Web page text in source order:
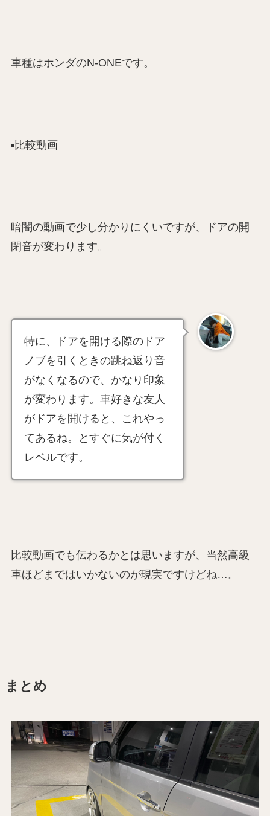
車種はホンダのN-ONEです。
▪️比較動画
暗闇の動画で少し分かりにくいですが、ドアの開
閉音が変わります。
特に、ドアを開ける際のドア
ノブを引くときの跳ね返り音
がなくなるので、かなり印象
が変わります。車好きな友人
がドアを開けると、これやっ
てあるね。とすぐに気が付く
レベルです。
比較動画でも伝わるかとは思いますが、当然高級
車ほどまではいかないのが現実ですけどね…。
まとめ